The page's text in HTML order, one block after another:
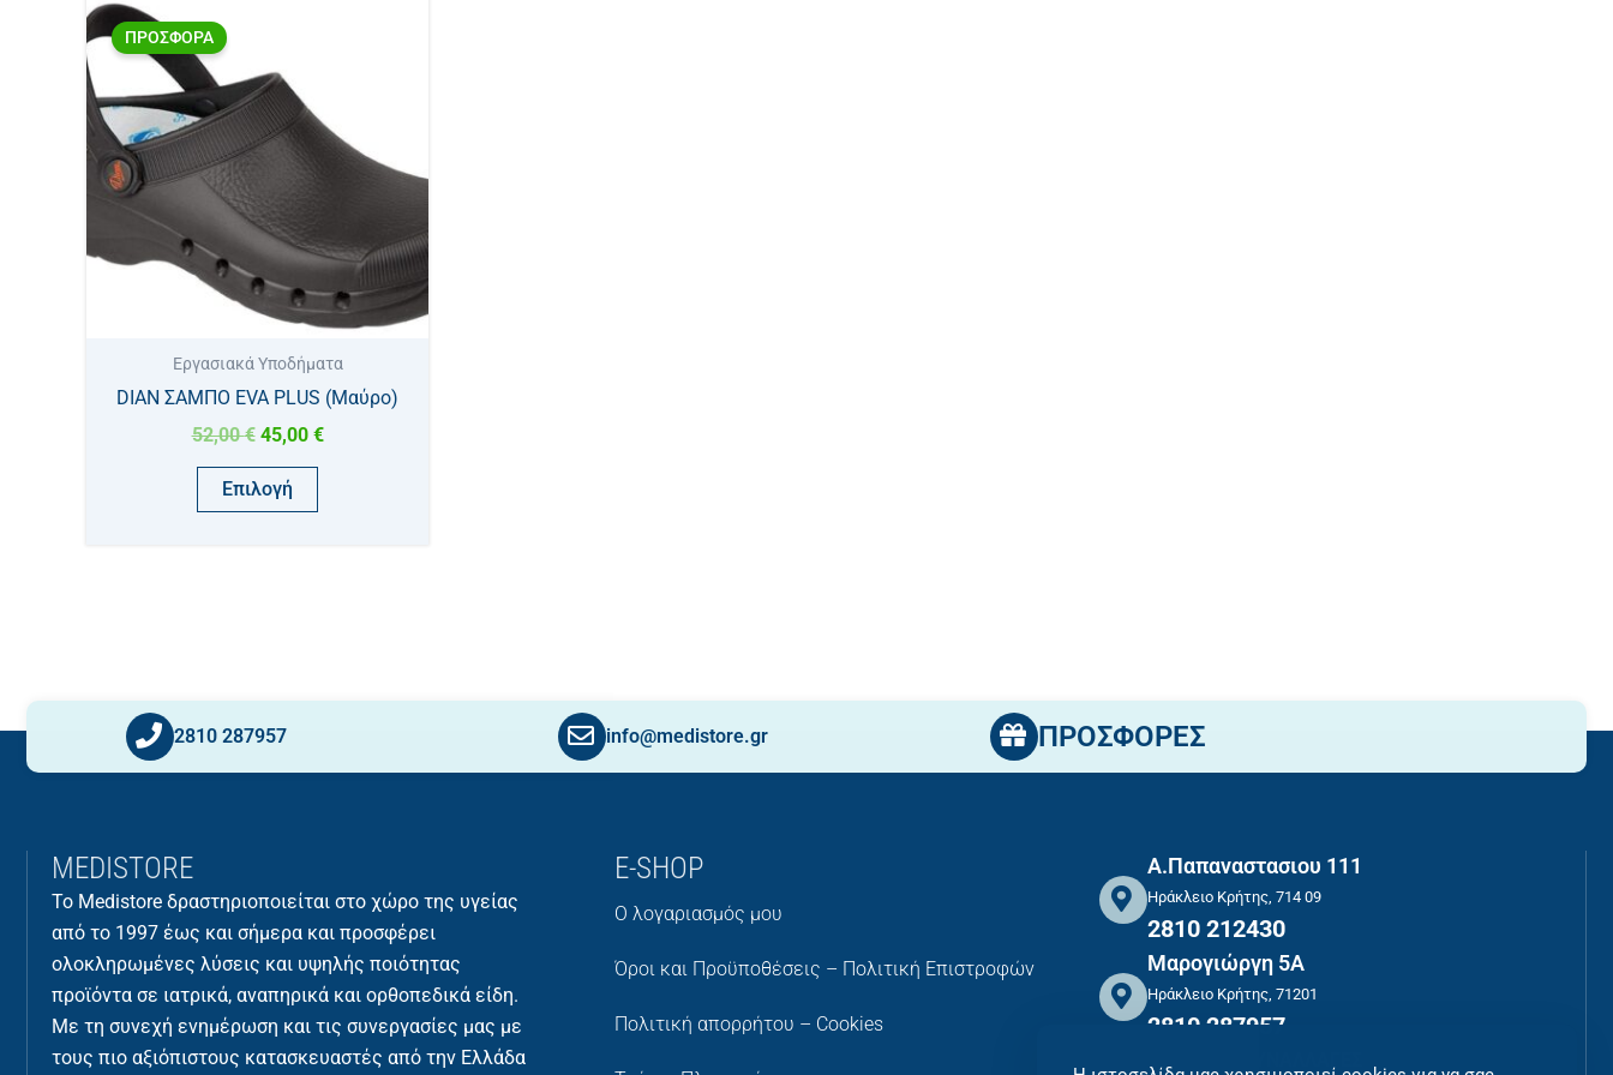
ΠΡΟΣΦΟΡΑ
Eργασιακά Υποδήματα
DIAN ΣΑΜΠΟ EVA PLUS (Μαύρο)
52,00€
52,00 €.
45,00 €
Επιλογή
πολλαπλές
παραλλαγές.
μπορούν
να
επιλεγούν
σελίδα
του
προϊόντος
2810 287957 info@medistore.gr ΠΡΟΣΦΟΡΕΣ
MEDISTORE
Το Medistore δραστηριοποιείται στο χώρο της υγείας
από το 1997 έως και σήμερα και προσφέρει
ολοκληρωμένες λύσεις και υψηλής ποιότητας
προϊόντα σε ιατρικά, αναπηρικά και ορθοπεδικά είδη.
Με τη συνεχή ενημέρωση και τις συνεργασίες μας με
τους πιο αξιόπιστους κατασκευαστές από την Ελλάδα
E-SHOP
Ο λογαριασμός μου
Όροι και Προϋποθέσεις – Πολιτική Επιστροφών
Πολιτική απορρήτου – Cookies
Α.Παπαναστασιου 111
Ηράκλειο Κρήτης, 714 09
2810 212430
Μαρογιώργη 5Α
Ηράκλειο Κρήτης, 71201
2810 287957